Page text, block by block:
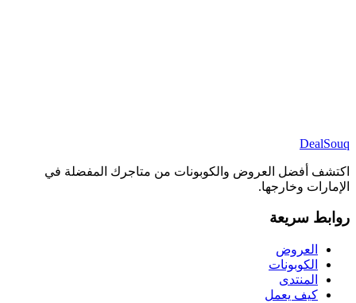
DealSouq
اكتشف أفضل العروض والكوبونات من متاجرك المفضلة في
الإمارات وخارجها.
روابط سريعة
العروض
الكوبونات
المنتدى
كيف يعمل